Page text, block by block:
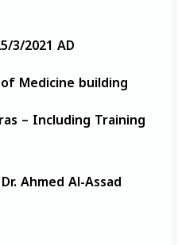
3/2021 AD
Medicine building
– Including Training
Ahmed Al-Assad